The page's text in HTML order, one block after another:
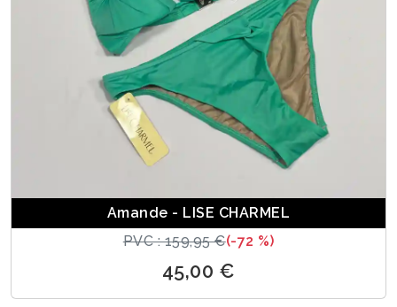
Amande - LISE CHARMEL
PVC : 159,95 €(-72 %)
45,00 €